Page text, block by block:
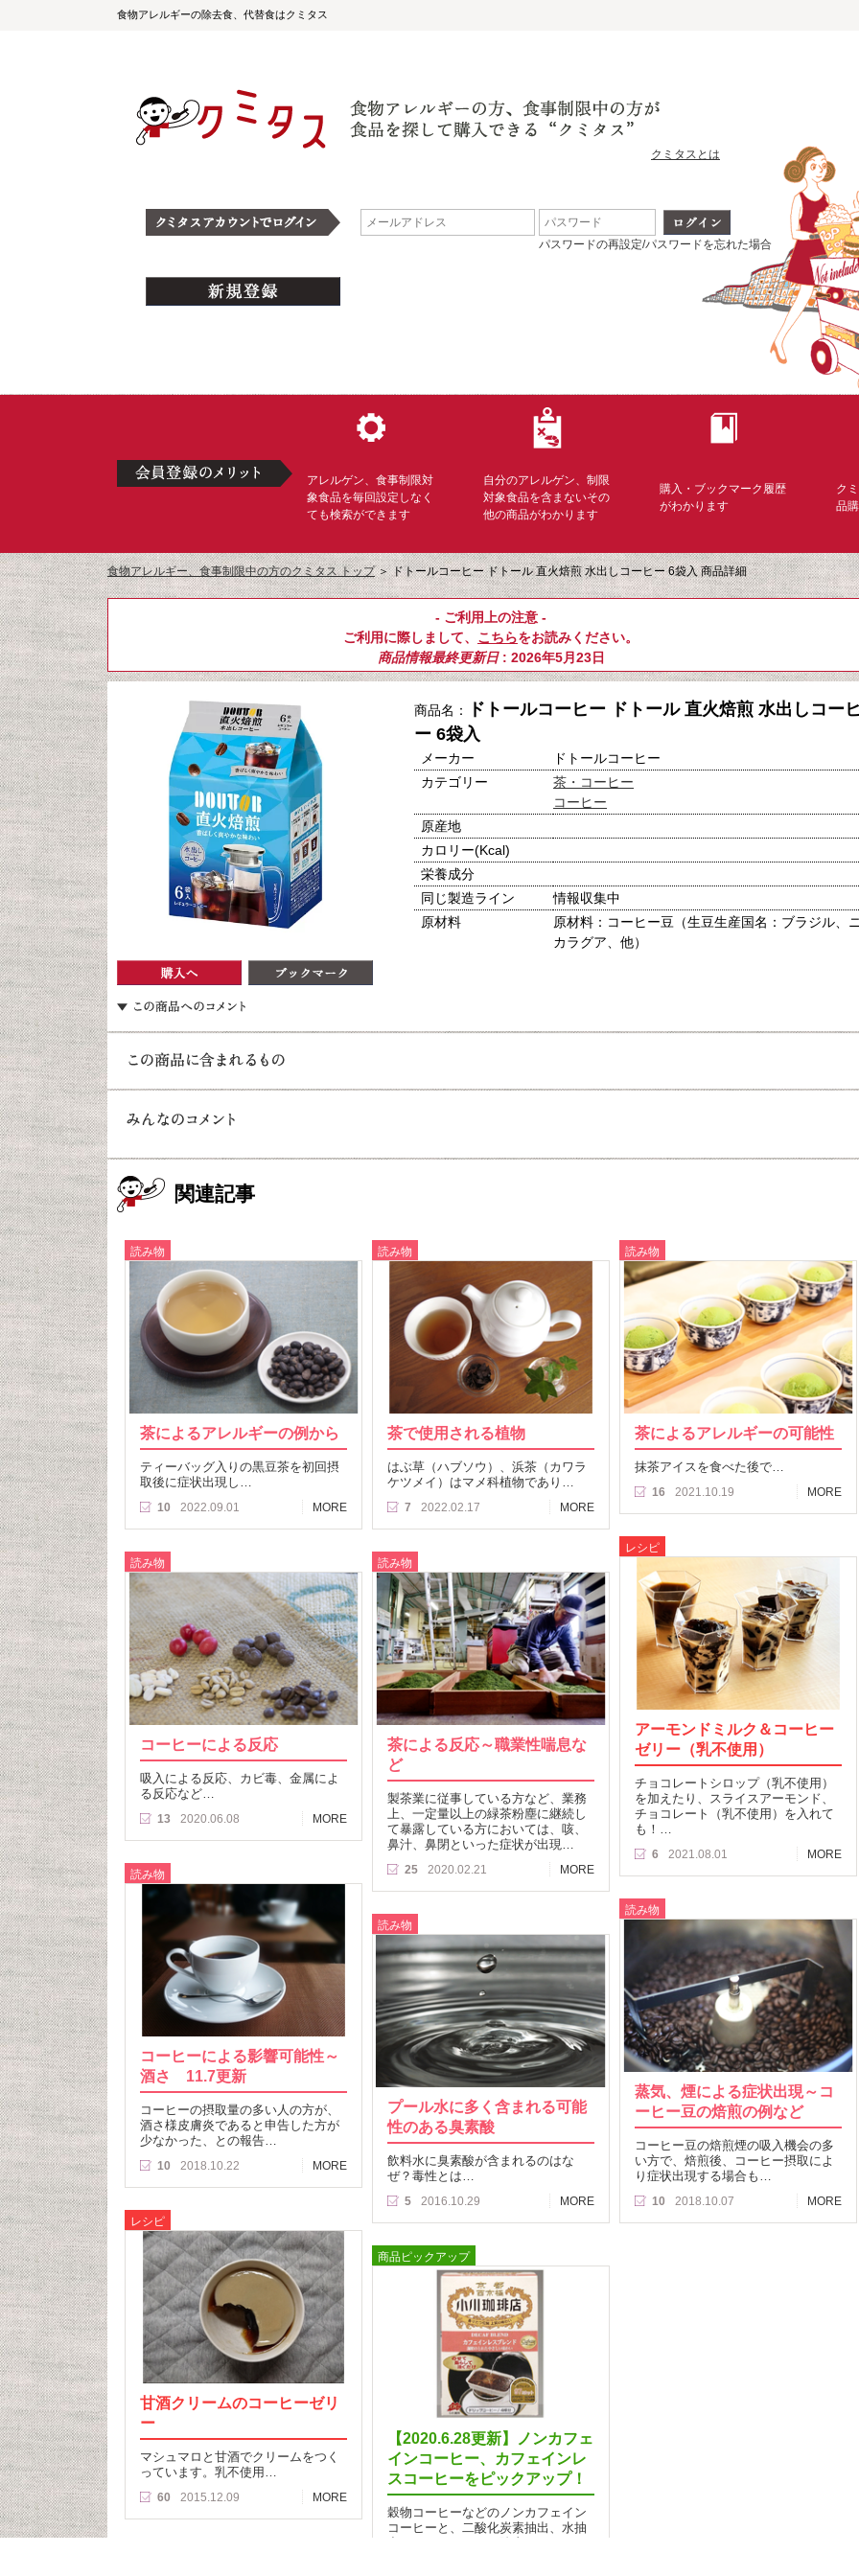
食物アレルギーの除去食、代替食はクミタス
クミタスとは
パスワードの再設定/パスワードを忘れた場合
アレルゲン、食事制限対
象食品を毎回設定しなく
ても検索ができます
自分のアレルゲン、制限
対象食品を含まないその
他の商品がわかります
購入・ブックマーク履歴
がわかります
ク
品
食物アレルギー、食事制限中の方のクミタス トップ＞ドトールコーヒー ドトール 直火焙煎 水出しコーヒー 6袋入 商品詳細
- ご利用上の注意 -
ご利用に際しまして、 こちらをお読みください。
商品情報最終更新日: 2026年5月23日
商品名：
ドトールコーヒー ドトール 直火焙煎 水出しコー
ー 6袋入
メーカー
ドトールコーヒー
カテゴリー
茶・コーヒー
コーヒー
原産地
カロリー(Kcal)
栄養成分
同じ製造ライン
情報収集中
原材料
原材料：コーヒー豆（生豆生産国名：ブラジル、
カラグア、他）
関連記事
読み物
茶によるアレルギーの例から
ティーバッグ入りの黒豆茶を初回摂
取後に症状出現し…
10 2022.09.01 MORE
読み物
茶で使用される植物
はぶ草（ハブソウ）、浜茶（カワラ
ケツメイ）はマメ科植物であり…
7 2022.02.17 MORE
読み物
茶によるアレルギーの可能性
抹茶アイスを食べた後で…
16 2021.10.19 MORE
レシピ
アーモンドミルク＆コーヒー
ゼリー（乳不使用）
チョコレートシロップ（乳不使用）
を加えたり、スライスアーモンド、
チョコレート（乳不使用）を入れて
も！…
6 2021.08.01 MORE
読み物
コーヒーによる反応
吸入による反応、カビ毒、金属によ
る反応など…
13 2020.06.08 MORE
読み物
茶による反応～職業性喘息な
ど
製茶業に従事している方など、業務
上、一定量以上の緑茶粉塵に継続し
て暴露している方においては、咳、
鼻汁、鼻閉といった症状が出現…
25 2020.02.21 MORE
読み物
コーヒーによる影響可能性～
酒さ 11.7更新
コーヒーの摂取量の多い人の方が、
酒さ様皮膚炎であると申告した方が
少なかった、との報告…
10 2018.10.22 MORE
読み物
蒸気、煙による症状出現～コ
ーヒー豆の焙煎の例など
コーヒー豆の焙煎煙の吸入機会の多
い方で、焙煎後、コーヒー摂取によ
り症状出現する場合も…
10 2018.10.07 MORE
読み物
プール水に多く含まれる可能
性のある臭素酸
飲料水に臭素酸が含まれるのはな
ぜ？毒性とは…
5 2016.10.29
MORE
レシピ
甘酒クリームのコーヒーゼリ
ー
マシュマロと甘酒でクリームをつく
っています。乳不使用…
60 2015.12.09 MORE
商品ピックアップ
【2020.6.28更新】ノンカフェ
インコーヒー、カフェインレ
スコーヒーをピックアップ！
穀物コーヒーなどのノンカフェイン
コーヒーと、二酸化炭素抽出、水抽